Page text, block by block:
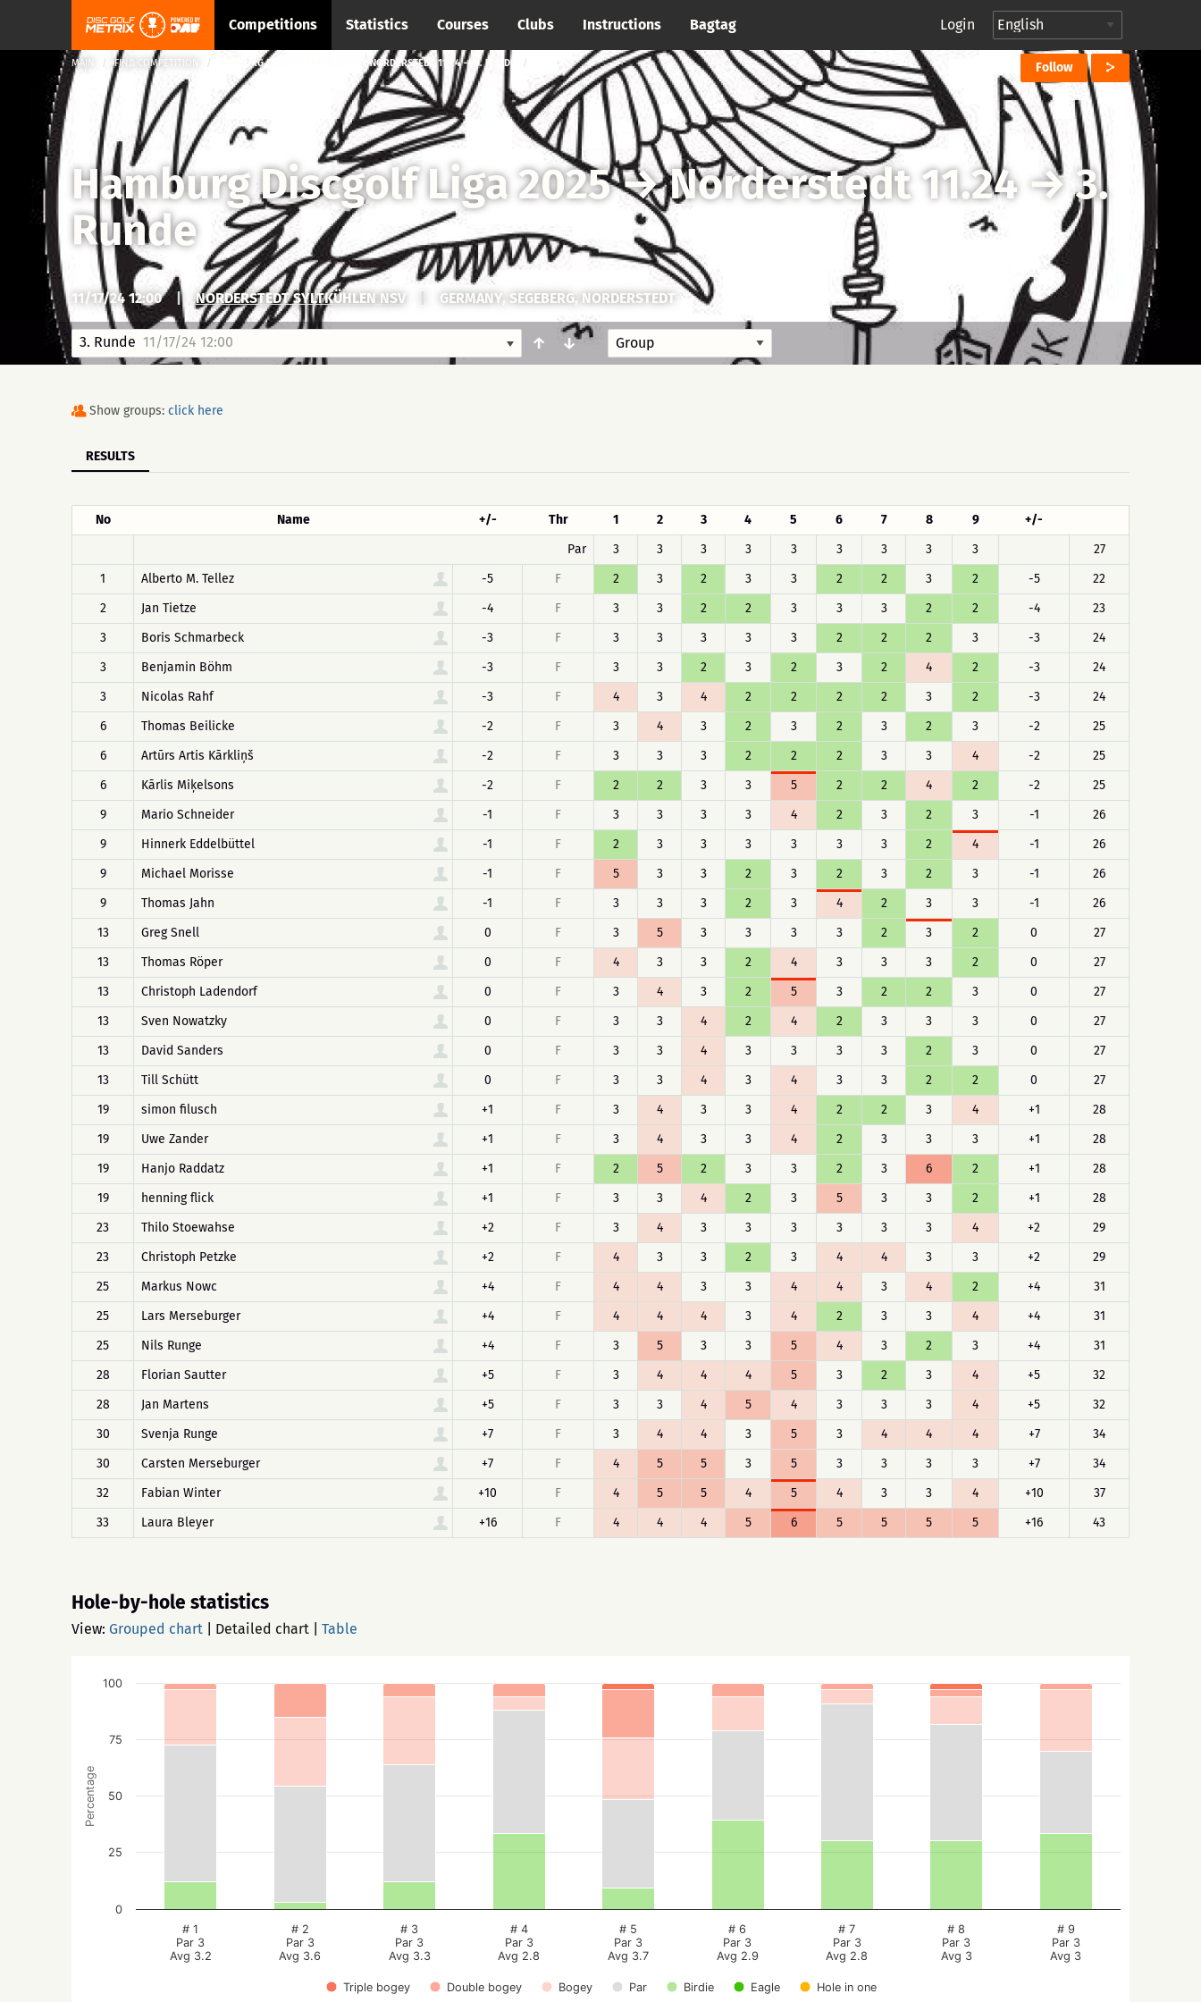
Competitions Statistics Courses Clubs Instructions Bagtag Login
MAIN FIND COMPETITION HAMBURG DISCGOLF LIGA 2025 → NORDERSTEDT 11.24 → 3. RUNDE Follow
Hamburg Discgolf Liga 2025→Norderstedt 11.24→3.
Runde
11/17/24 12:00 | NORDERSTEDT SYLTKÜHLEN NSV GERMANY, SEGEBERG, NORDERSTEDT
3. Runde 11/17/24 12:00 ↑ ↓
Show groups: click here
RESULTS
No Name +/- Thr 1 2 3 4 5 6 7 8 9
+/-
Par
3 3 3 3 3 3 3 3 3
27
1
Alberto M. Tellez -5 F 2 3 2 3 3 2 2 3 2 -5
22
2
Jan Tietze -4 F 3 3 2 2 3 3 3 2 2 -4
23
3
Boris Schmarbeck -3 F 3 3 3 3 3 2 2 2 3 -3
24
3
Benjamin Böhm -3 F 3 3 2 3 2 3 2 4 2 -3
24
3
Nicolas Rahf -3 F 4 3 4 2 2 2 2 3 2 -3
24
6
Thomas Beilicke -2 F 3 4 3 2 3 2 3 2 3 -2
25
6
Artūrs Artis Kārkliņš -2 F 3 3 3 2 2 2 3 3 4 -2
25
6
Kārlis Miķelsons -2 F 2 2 3 3 5 2 2 4 2 -2
25
9
Mario Schneider -1 F 3 3 3 3 4 2 3 2 3 -1
26
9
Hinnerk Eddelbüttel -1 F 2 3 3 3 3 3 3 2 4 -1
26
9
Michael Morisse -1 F 5 3 3 2 3 2 3 2 3 -1
26
9
Thomas Jahn -1 F 3 3 3 2 3 4 2 3 3 -1
26
13
Greg Snell 0 F 3 5 3 3 3 3 2 3 2 0
27
13
Thomas Röper 0 F 4 3 3 2 4 3 3 3 2 0
27
13
Christoph Ladendorf 0 F 3 4 3 2 5 3 2 2 3 0
27
13
Sven Nowatzky 0 F 3 3 4 2 4 2 3 3 3 0
27
13
David Sanders 0 F 3 3 4 3 3 3 3 2 3 0
27
13
Till Schütt 0 F 3 3 4 3 4 3 3 2 2 0
27
19
simon filusch +1 F 3 4 3 3 4 2 2 3 4 +1
28
19
Uwe Zander +1 F 3 4 3 3 4 2 3 3 3 +1
28
19
Hanjo Raddatz +1 F 2 5 2 3 3 2 3 6 2 +1
28
19
henning flick +1 F 3 3 4 2 3 5 3 3 2 +1
28
23
Thilo Stoewahse +2 F 3 4 3 3 3 3 3 3 4 +2
29
23
Christoph Petzke +2 F 4 3 3 2 3 4 4 3 3 +2
29
25
Markus Nowc +4 F 4 4 3 3 4 4 3 4 2 +4
31
25
Lars Merseburger +4 F 4 4 4 3 4 2 3 3 4 +4
31
25
Nils Runge +4 F 3 5 3 3 5 4 3 2 3 +4
31
28
Florian Sautter +5 F 3 4 4 4 5 3 2 3 4 +5
32
28
Jan Martens +5 F 3 3 4 5 4 3 3 3 4 +5
32
30
Svenja Runge +7 F 3 4 4 3 5 3 4 4 4 +7
34
30
Carsten Merseburger +7 F 4 5 5 3 5 3 3 3 3 +7
34
32
Fabian Winter +10 F 4 5 5 4 5 4 3 3 4 +10
37
33
Laura Bleyer +16 F 4 4 4 5 6 5 5 5 5 +16 43
Hole-by-hole statistics
View: Grouped chart Detailed chart Table
Percentage
Triple bogey Double bogey Bogey Par Birdie Eagle Hole in one
# 1
Par 3
Avg 3.2
# 2
Par 3
Avg 3.6
# 3
Par 3
Avg 3.3
# 4
Par 3
Avg 2.8
# 5
Par 3
Avg 3.7
# 6
Par 3
Avg 2.9
# 7
Par 3
Avg 2.8
# 8
Par 3
Avg 3
# 9
Par 3
Avg 3
0
25
50
75
100